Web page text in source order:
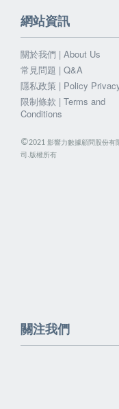
網站資訊
關於我們 | About Us
常見問題 | Q&A
隱私政策 | Policy
限制條款 | Terms and
Conditions
©2021 影響力數據顧問股份有
司.版權所有
關注我們